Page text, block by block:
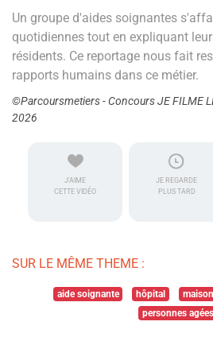
Un groupe d'aides soignantes
quotidiennes tout en expliquant
résidents. Ce reportage nous fait
rapports humains dans ce métier.
©Parcoursmetiers - Concours JE FILME
2026
J'AIME
CETTE VIDÉO
JE REGARDE
PLUS TARD
SUR LE MÊME THEME :
aide soignante hôpital
personnes agées